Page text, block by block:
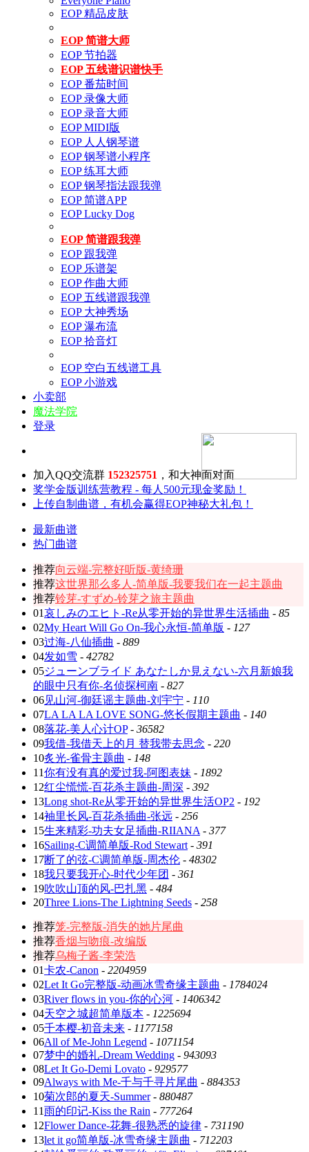
EOP 精品皮肤
EOP 简谱大师
EOP 节拍器
EOP 五线谱识谱快手
EOP 番茄时间
EOP 录像大师
EOP 录音大师
EOP MIDI版
EOP 人人钢琴谱
EOP 钢琴谱小程序
EOP 练耳大师
EOP 钢琴指法跟我弹
EOP 简谱APP
EOP Lucky Dog
EOP 简谱跟我弹
EOP 跟我弹
EOP 乐谱架
EOP 作曲大师
EOP 五线谱跟我弹
EOP 大神秀场
EOP 瀑布流
EOP 拾音灯
EOP 空白五线谱工具
EOP 小游戏
小卖部
魔法学院
登录
加入QQ交流群 152325751 ，和大神面对面
奖学金版训练营教程 - 每人500元现金奖励！
上传自制曲谱，有机会赢得EOP神秘大礼包！
最新曲谱
热门曲谱
推荐向云端-完整好听版-黄绮珊
推荐这世界那么多人-简单版-我要我们在一起主题曲
推荐铃芽-すずめ-铃芽之旅主题曲
01哀しみのエヒト-Re从零开始的异世界生活插曲 - 85
02My Heart Will Go On-我心永恒-简单版 - 127
03过海-八仙插曲 - 889
04发如雪 - 42782
05ジューンブライド あなたしか見えない-六月新娘我
的眼中只有你-名侦探柯南 - 827
06见山河-御廷谣主题曲-刘宇宁 - 110
07LA LA LA LOVE SONG-悠长假期主题曲 - 140
08落花-美人心计OP- 36582
09我借-我借天上的月 替我带去思念 - 220
10炙光-雀骨主题曲 - 148
11你有没有真的爱过我-阿图表妹 - 1892
12红尘慌慌-百花杀主题曲-周深 - 392
13Long shot-Re从零开始的异世界生活OP2 - 192
14袖里长风-百花杀插曲-张远 - 256
15生来精彩-功夫女足插曲-RIIANA - 377
16Sailing-C调简单版-Rod Stewart - 391
17断了的弦-C调简单版-周杰伦 - 48302
18我只要我开心-时代少年团 - 361
19吹吹山顶的风-巴扎黑 - 484
20Three Lions-The Lightning Seeds - 258
推荐笼-完整版-消失的她片尾曲
推荐香烟与吻痕-改编版
推荐乌梅子酱-李荣浩
01卡农-Canon - 2204959
02Let It Go完整版-动画冰雪奇缘主题曲 - 1784024
03River flows in you-你的心河 - 1406342
04天空之城超简单版本 - 1225694
05千本樱-初音未来 - 1177158
06All of Me-John Legend - 1071154
07梦中的婚礼-Dream Wedding - 943093
08Let It Go-Demi Lovato - 929577
09Always with Me-千与千寻片尾曲 - 884353
10菊次郎的夏天-Summer- 880487
11雨的印记-Kiss the Rain - 777264
12Flower Dance-花舞-很熟悉的旋律 - 731190
13let it go简单版-冰雪奇缘主题曲 - 712203